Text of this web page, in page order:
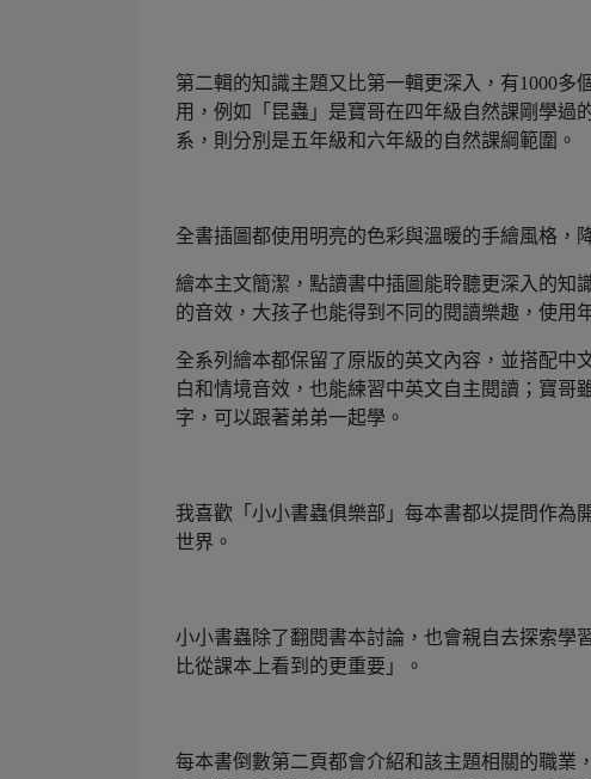
第二輯的知識主題又比第一輯更深入，有1000
用，例如「昆蟲」是寶哥在四年級自然課剛學過
系，則分別是五年級和六年級的自然課綱範圍。
全書插圖都使用明亮的色彩與溫暖的手繪風格，
繪本主文簡潔，點讀書中插圖能聆聽更深入的知
的音效，大孩子也能得到不同的閱讀樂趣，使用
全系列繪本都保留了原版的英文內容，並搭配中
白和情境音效，也能練習中英文自主閱讀；寶哥
字，可以跟著弟弟一起學。
我喜歡「小小書蟲俱樂部」每本書都以提問作為
世界。
小小書蟲除了翻閱書本討論，也會親自去探索學
比從課本上看到的更重要」。
每本書倒數第二頁都會介紹和該主題相關的職業